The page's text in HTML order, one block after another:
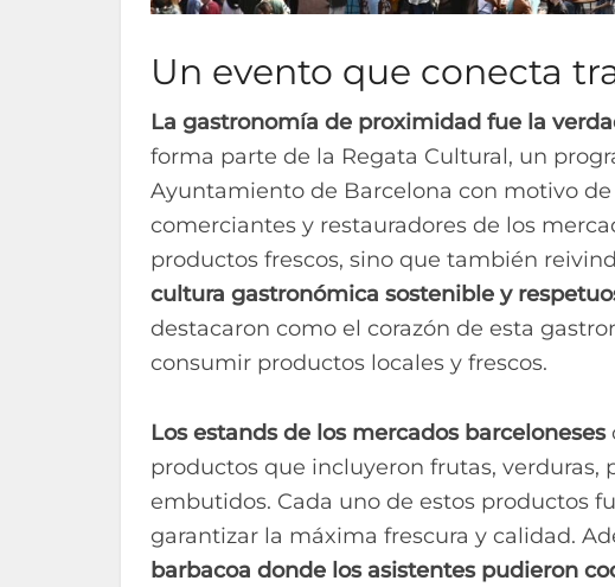
Un evento que conecta
La gastronomía de proximidad fue la
forma parte de la Regata Cultural, un
Ayuntamiento de Barcelona con motivo
comerciantes y restauradores de los
productos frescos, sino que también
cultura gastronómica sostenible y
destacaron como el corazón de esta
consumir productos locales y frescos.
Los estands de los mercados barceloneses
productos que incluyeron frutas, verduras,
embutidos. Cada uno de estos productos
garantizar la máxima frescura y calidad.
barbacoa donde los asistentes pudieron